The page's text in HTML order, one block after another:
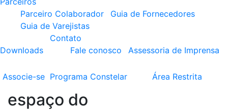
Parceiro Colaborador
Guia de Fornecedores
Guia de Varejistas
Downloads
Contato
Fale conosco
Assessoria de Imprensa
Associe-se Programa Constelar Área Restrita
espaço do